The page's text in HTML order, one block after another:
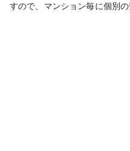
すので、マンション毎に個別